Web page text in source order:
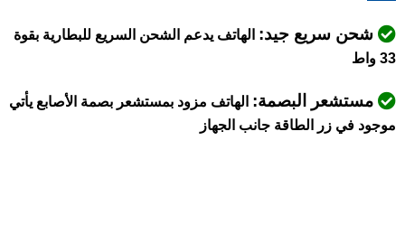
شحن سريع جيد: الهاتف يدعم الشحن السريع للبطارية بقوة
33 واط
مستشعر البصمة: الهاتف مزود بمستشعر بصمة الأصابع يأتي
موجود في زر الطاقة جانب الجهاز